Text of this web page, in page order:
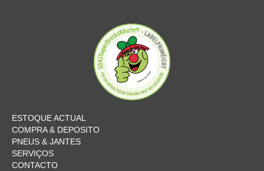
ESTOQUE ACTUAL
COMPRA & DEPOSITO
PNEUS & JANTES
SERVIÇOS
CONTACTO